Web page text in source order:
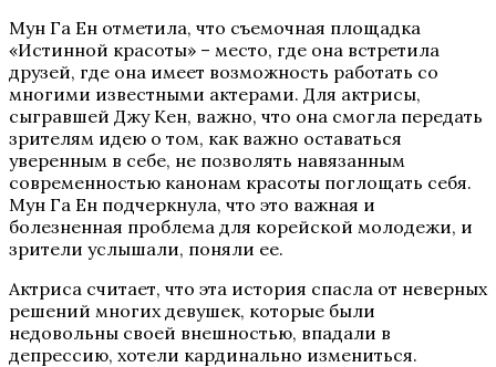
Мун Га Ен отметила, что съемочная площадка
«Истинной красоты» – место, где она встретила
друзей, где она имеет возможность работать со
многими известными актерами. Для актрисы,
сыгравшей Джу Кен, важно, что она смогла передать
зрителям идею о том, как важно оставаться
уверенным в себе, не позволять навязанным
современностью канонам красоты поглощать себя.
Мун Га Ен подчеркнула, что это важная и
болезненная проблема для корейской молодежи, и
зрители услышали, поняли ее.
Актриса считает, что эта история спасла от неверных
решений многих девушек, которые были
недовольны своей внешностью, впадали в
депрессию, хотели кардинально измениться.